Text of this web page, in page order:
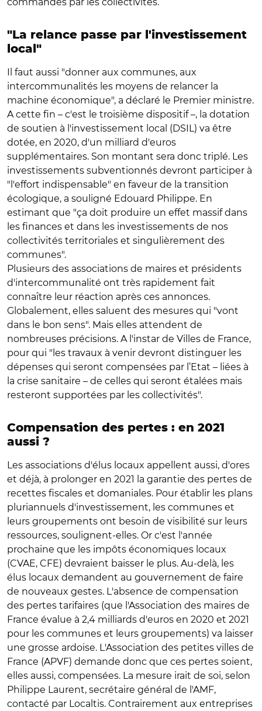
"La relance passe par l'investissement
local"
Il faut aussi "donner aux communes, aux
intercommunalités les moyens de relancer la
machine économique", a déclaré le Premier ministre.
A cette fin – c'est le troisième dispositif –, la dotation
de soutien à l'investissement local (DSIL) va être
dotée, en 2020, d'un milliard d'euros
supplémentaires. Son montant sera donc triplé. Les
investissements subventionnés devront participer à
"l'effort indispensable" en faveur de la transition
écologique, a souligné Edouard Philippe. En
estimant que "ça doit produire un effet massif dans
les finances et dans les investissements de nos
collectivités territoriales et singulièrement des
communes".
Plusieurs des associations de maires et présidents
d'intercommunalité ont très rapidement fait
connaître leur réaction après ces annonces.
Globalement, elles saluent des mesures qui "vont
dans le bon sens". Mais elles attendent de
nombreuses précisions. A l'instar de Villes de France,
pour qui "les travaux à venir devront distinguer les
dépenses qui seront compensées par l’Etat – liées à
la crise sanitaire – de celles qui seront étalées mais
resteront supportées par les collectivités".
Compensation des pertes : en 2021
aussi ?
Les associations d'élus locaux appellent aussi, d'ores
et déjà, à prolonger en 2021 la garantie des pertes de
recettes fiscales et domaniales. Pour établir les plans
pluriannuels d'investissement, les communes et
leurs groupements ont besoin de visibilité sur leurs
ressources, soulignent-elles. Or c'est l'année
prochaine que les impôts économiques locaux
(CVAE, CFE) devraient baisser le plus. Au-delà, les
élus locaux demandent au gouvernement de faire
de nouveaux gestes. L'absence de compensation
des pertes tarifaires (que l'Association des maires de
France évalue à 2,4 milliards d'euros en 2020 et 2021
pour les communes et leurs groupements) va laisser
une grosse ardoise. L'Association des petites villes de
France (APVF) demande donc que ces pertes soient,
elles aussi, compensées. La mesure irait de soi, selon
Philippe Laurent, secrétaire général de l'AMF,
contacté par Localtis. Contrairement aux entreprises